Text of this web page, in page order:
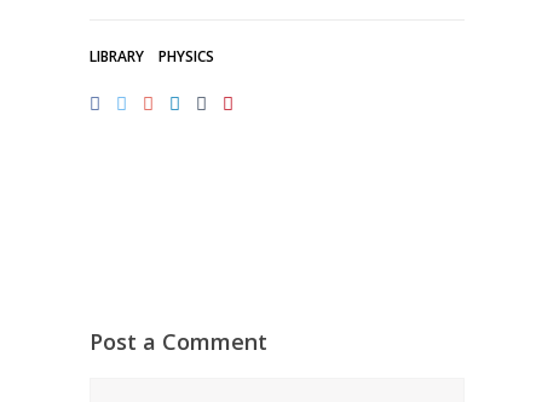
LIBRARY PHYSICS
Post a Comment